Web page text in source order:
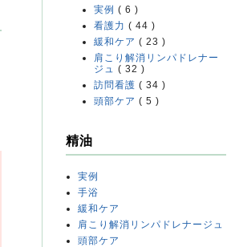
実例 ( 6 )
看護力 ( 44 )
緩和ケア ( 23 )
肩こり解消リンパドレナー
ジュ ( 32 )
訪問看護 ( 34 )
頭部ケア ( 5 )
精油
実例
手浴
緩和ケア
肩こり解消リンパドレナージュ
頭部ケア